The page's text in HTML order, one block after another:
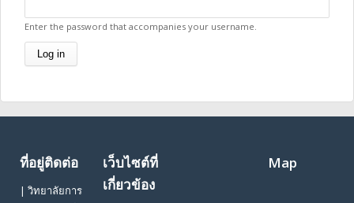
Enter the password that accompanies your username.
ที่อยู่ติดต่อ
| วิทยาลัยการ
เว็บไซต์ที่
เกี่ยวข้อง
Map